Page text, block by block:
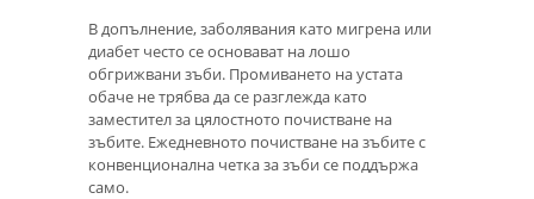
В допълнение, заболявания като мигрена или
диабет често се основават на лошо
обгрижвани зъби. Промиването на устата
обаче не трябва да се разглежда като
заместител за цялостното почистване на
зъбите. Ежедневното почистване на зъбите с
конвенционална четка за зъби се поддържа
само.